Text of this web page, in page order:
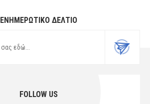
ΕΝΗΜΕΡΩΤΙΚΌ ΔΕΛΤΊΟ
FOLLOW US